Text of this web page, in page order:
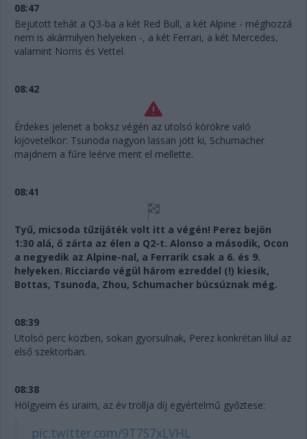
08:47
Bejutott tehát a Q3-ba a két Red Bull, a két Alpine - méghozzá
nem is akármilyen helyeken -, a két Ferrari, a két Mercedes,
valamint Norris és Vettel.
08:42
Érdekes jelenet a boksz végén az utolsó körökre való
kijövetelkor: Tsunoda nagyon lassan jött ki, Schumacher
majdnem a fűre leérve ment el mellette.
08:41
Tyű, micsoda tűzijáték volt itt a végén! Perez bejön
1:30 alá, ő zárta az élen a Q2-t. Alonso a második, Ocon
a negyedik az Alpine-nal, a Ferrarik csak a 6. és 9.
helyeken. Ricciardo végül három ezreddel (!) kiesik,
Bottas, Tsunoda, Zhou, Schumacher búcsúznak még.
08:39
Utolsó perc közben, sokan gyorsulnak, Perez konkrétan lilul az
első szektorban.
08:38
Hölgyeim és uraim, az év trollja díj egyértelmű győztese:
pic.twitter.com/9T7S7xLVHL